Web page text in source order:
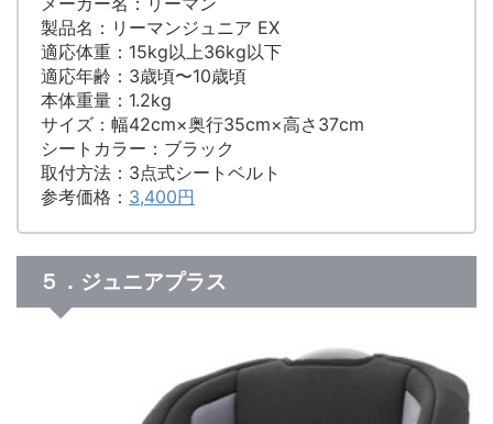
製品名：リーマンジュニア EX
適応体重：15kg以上36kg以下
適応年齢：3歳頃〜10歳頃
本体重量：1.2kg
サイズ：幅42cm×奥行35cm×高さ37cm
シートカラー：ブラック
取付方法：3点式シートベルト
参考価格： 3,400円
５．ジュニアプラス